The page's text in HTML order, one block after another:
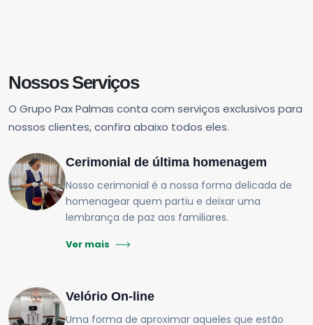
Nossos Serviços
O Grupo Pax Palmas conta com serviços exclusivos para
nossos clientes, confira abaixo todos eles.
Cerimonial de última homenagem
Nosso cerimonial é a nossa forma delicada de
homenagear quem partiu e deixar uma
lembrança de paz aos familiares.
Ver mais
Velório On-line
Uma forma de aproximar aqueles que estão